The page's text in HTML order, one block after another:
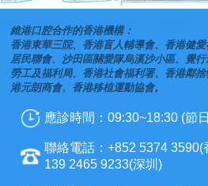
維港口腔合作的香港機構：
香港東華三院、香港盲人輔導會、香港健
居民聯會、沙田區關愛隊烏溪沙小區、覺
勞工及福利局、香港社會福利署、香港鄰
港元朗商會、香港移植運動協會。
應診時間：09:30~18:30 (節
聯絡電話：+852 5374 3590(
139 2465 9233(深圳)